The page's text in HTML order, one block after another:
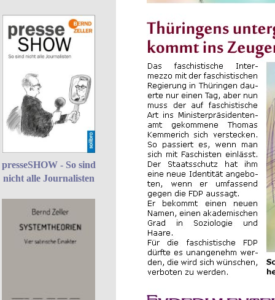
presseSHOW - So sind
nicht alle Journalisten